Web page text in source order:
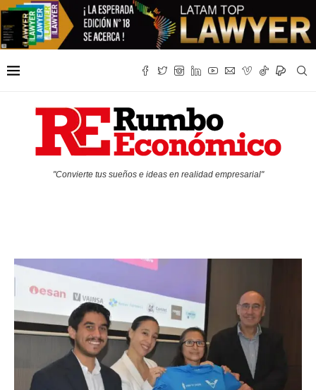
"Convierte tus sueños e ideas en realidad empresarial"